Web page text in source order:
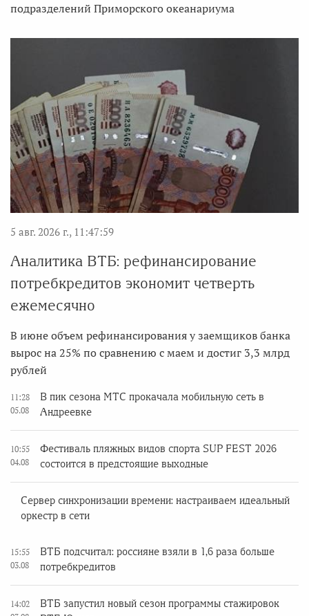
подразделений Приморского океанариума
5 авг. 2026 г., 11:47:59
Аналитика ВТБ: рефинансирование
потребкредитов экономит четверть
ежемесячно
В июне объем рефинансирования у заемщиков банка
вырос на 25% по сравнению с маем и достиг 3,3 млрд
рублей
11:28
05.08
В пик сезона МТС прокачала мобильную сеть в
Андреевке
10:55
04.08
Фестиваль пляжных видов спорта SUP FEST 2026
состоится в предстоящие выходные
Сервер синхронизации времени: настраиваем идеальный
оркестр в сети
15:55
03.08
ВТБ подсчитал: россияне взяли в 1,6 раза больше
потребкредитов
14:02
ВТБ запустил новый сезон программы стажировок